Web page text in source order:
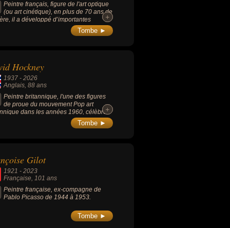
Peintre français, figure de l'art optique
(ou art cinétique), en plus de 70 ans de
il a développé d’importantes
sur la couleur et ses oeuvres
exposées dans les plus grands musées
+
+
Tombe ►
Hockney
1937 -2026
Anglais, 88 ans
Peintre britannique, l'une des figures
de proue du mouvement Pop art
dans les années 1960, célèbre
ses peintures de piscines, notamment
chef-d'œuvre de 1967, "A Bigger
+
+
Tombe ►
Gilot
1921 -2023
Française , 101 ans
Peintre française, ex-compagne de
Pablo Picasso de 1944 à 1953.
Tombe ►